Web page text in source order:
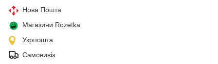
Нова Пошта
Магазини Rozetka
Укрпошта
Самовивіз